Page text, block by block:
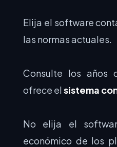
Elija el software
las normas actuales.
Consulte los años
ofrece elsistema
No elija el
económico de los